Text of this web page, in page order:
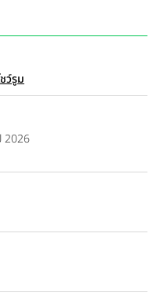
ะระบบ Reverse Assist
วยดีไซน์โมเดิร์น ไฟหน้า
อ TFT ขนาด 5 นิ้ว รองรับ
มสะดวกครบครัน พร้อม
Type-C และพื้นที่เก็บ
ง Stability Frame ที่ช่วย
ขี่ทุกเส้นทาง อีกทั้งไทย
แห่งแรกของประเทศไทยที่
ยกว่า 230 สถานี เพื่อรองรับ
ภายใน พ.ศ. 2572 จองช่วง
9 กพ. 69
ว์รูม
2026